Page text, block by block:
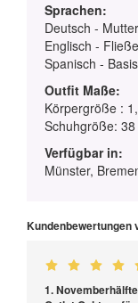
Sprachen:
Deutsch -
Englisch -
Spanisch -
Outfit Maße:
Körpergröße :
Schuhgröße: 38
Verfügbar in:
Münster,
Kundenbewertungen
1.